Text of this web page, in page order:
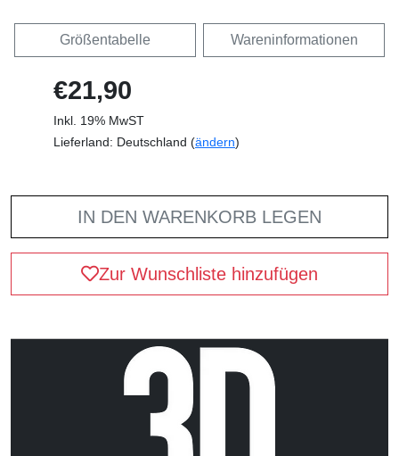
Größentabelle Wareninformationen
€21,90
Inkl. 19% MwST
Lieferland: Deutschland (ändern)
IN DEN WARENKORB LEGEN
Zur Wunschliste hinzufügen